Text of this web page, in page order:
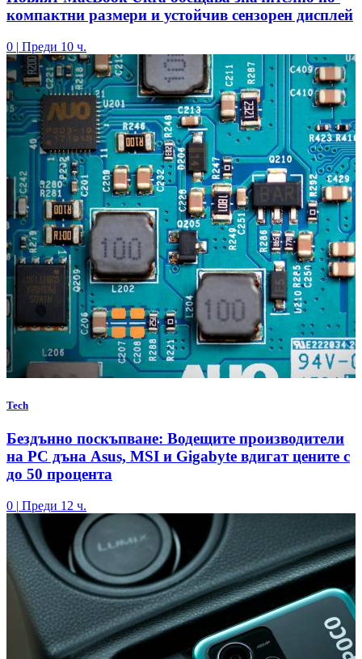
компактни размери и устойчив сензорен дисплей
0 | Преди 10 ч.
Tech
Бездънно поскъпване: Водещите производители
на РС дъна Asus, MSI и Gigabyte вдигат цените с
до 50 процента
0 | Преди 12 ч.